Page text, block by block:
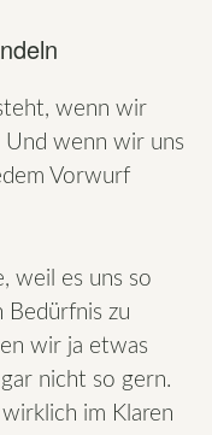
wenn wir
Und wenn wir uns
Vorwurf
weil es uns so
zu
wir ja etwas
nicht so gern.
im Klaren